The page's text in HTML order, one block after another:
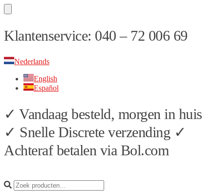
Skip
to
Skip
to
Klantenservice: 040 – 72 006 69
Nederlands
English
Español
✓ Vandaag besteld, morgen in huis
✓ Snelle Discrete verzending ✓
Achteraf betalen via Bol.com